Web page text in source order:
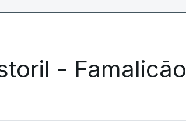
- Famalicão